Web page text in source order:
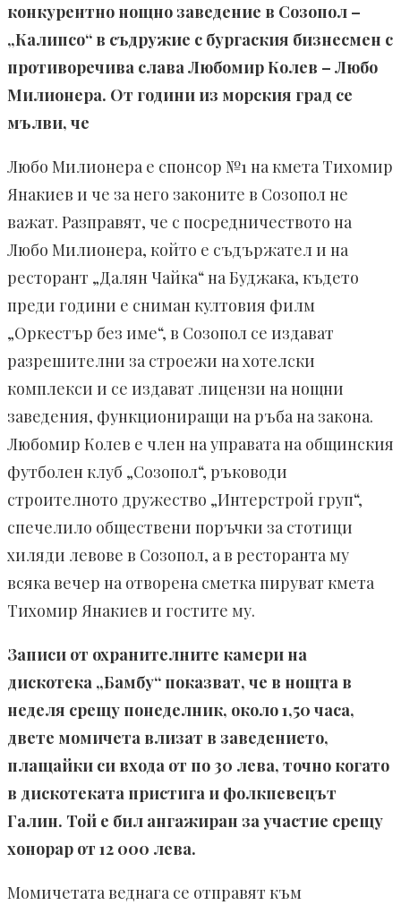
конкурентно нощно заведение в Созопол –
„Калипсо“ в съдружие с бургаския бизнесмен с
противоречива слава Любомир Колев – Любо
Милионера. От години из морския град се
мълви, че
Любо Милионера е спонсор №1 на кмета Тихомир
Янакиев и че за него законите в Созопол не
важат. Разправят, че с посредничеството на
Любо Милионера, който е съдържател и на
ресторант „Далян Чайка“ на Буджака, където
преди години е сниман култовия филм
„Оркестър без име“, в Созопол се издават
разрешителни за строежи на хотелски
комплекси и се издават лицензи на нощни
заведения, функциониращи на ръба на закона.
Любомир Колев е член на управата на общинския
футболен клуб „Созопол“, ръководи
строителното дружество „Интерстрой груп“,
спечелило обществени поръчки за стотици
хиляди левове в Созопол, а в ресторанта му
всяка вечер на отворена сметка пируват кмета
Тихомир Янакиев и гостите му.
Записи от охранителните камери на
дискотека „Бамбу“ показват, че в нощта в
неделя срещу понеделник, около 1,50 часа,
двете момичета влизат в заведението,
плащайки си входа от по 30 лева, точно когато
в дискотеката пристига и фолкпевецът
Галин. Той е бил ангажиран за участие срещу
хонорар от 12 000 лева.
Момичетата веднага се отправят към